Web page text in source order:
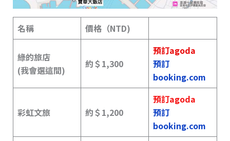
名稱 價格（NTD)
綠的旅店
(我會選這間)
約＄1,300
預訂agoda
預訂
booking.com
彩虹文旅 約＄ 1,200
預訂agoda
預訂
booking.com